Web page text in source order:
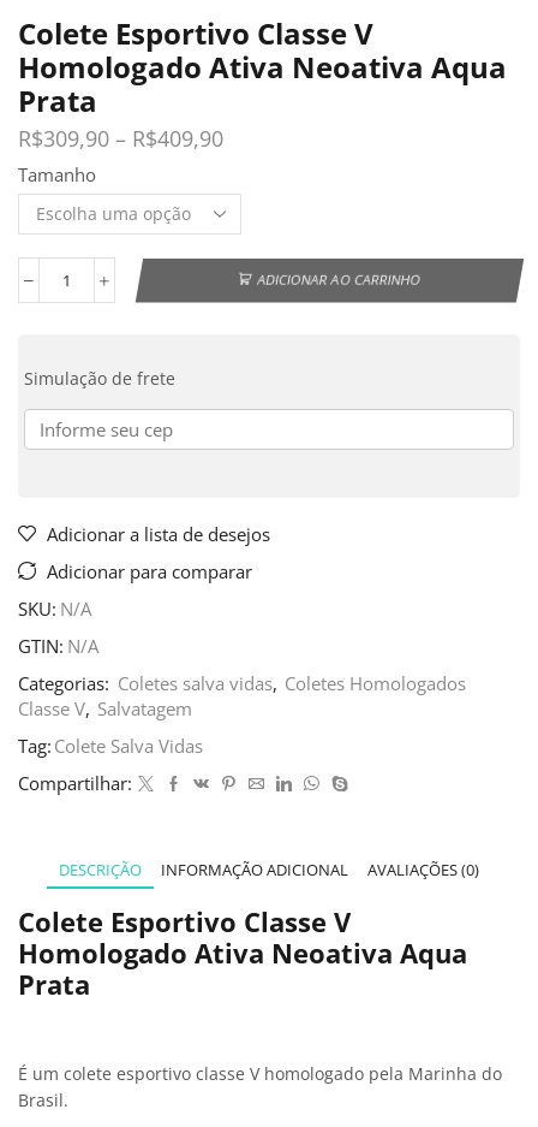
Colete Esportivo Classe V
Homologado Ativa Neoativa Aqua
Prata
R$309,90 – R$409,90
Tamanho
ADICIONAR AO CARRINHO
Simulação de frete
Adicionar a lista de desejos
Adicionar para comparar
SKU: N/A
GTIN: N/A
Categorias: Coletes salva vidas, Coletes Homologados
Classe V, Salvatagem
Tag: Colete Salva Vidas
Compartilhar:
DESCRIÇÃO INFORMAÇÃO ADICIONAL AVALIAÇÕES (0)
Colete Esportivo Classe V
Homologado Ativa Neoativa Aqua
Prata
É um colete esportivo classe V homologado pela Marinha do
Brasil.